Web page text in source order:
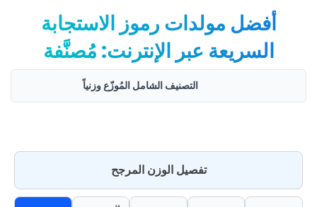
أفضل مولدات رموز الاستجابة
السريعة عبر الإنترنت: مُصنَّفة
التصنيف الشامل المُوزّع وزنياً
تفصيل الوزن المرجح